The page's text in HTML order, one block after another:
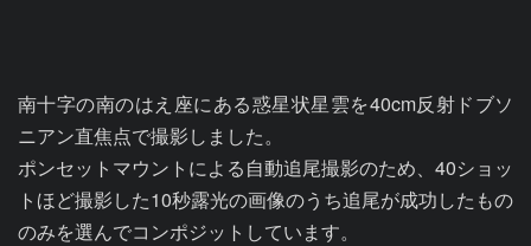
南十字の南のはえ座にある惑星状星雲を40cm反射ドブソ
ニアン直焦点で撮影しました。
ポンセットマウントによる自動追尾撮影のため、40ショッ
トほど撮影した10秒露光の画像のうち追尾が成功したもの
のみを選んでコンポジットしています。